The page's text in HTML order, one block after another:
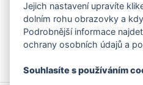
ankety, pozvánky na
Více informací
Jejich nastavení upravíte
dolním rohu obrazovky a
Podrobnější informace
ochrany osobních údajů a
Souhlasíte s používáním